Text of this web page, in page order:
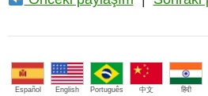
Español English Português 中文 हिंदी